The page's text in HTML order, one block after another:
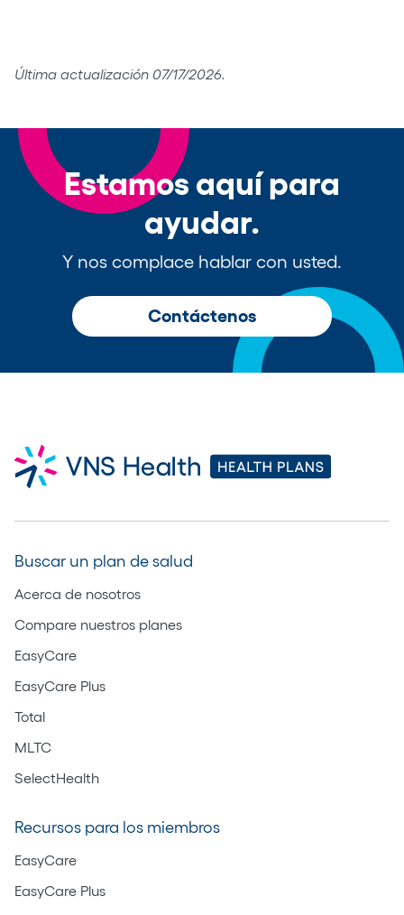
Última actualización 07/17/2026.
Estamos aquí para
ayudar.
Y nos complace hablar con usted.
Contáctenos
Buscar un plan de salud
Acerca de nosotros
Compare nuestros planes
EasyCare
EasyCare Plus
Total
MLTC
SelectHealth
Recursos para los miembros
EasyCare
EasyCare Plus